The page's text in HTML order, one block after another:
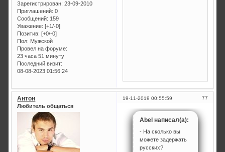
Зарегистрирован: 23-09-2010
Приглашений: 0
Сообщений: 159
Уважение: [+1/-0]
Позитив: [+0/-0]
Пол: Мужской
Провел на форуме:
23 часа 51 минуту
Последний визит:
08-08-2023 01:56:24
77
19-11-2019 00:55:59
Антон
Любитель общаться
Abel написал(а):
- На сколько вы
можете задержать
русских?